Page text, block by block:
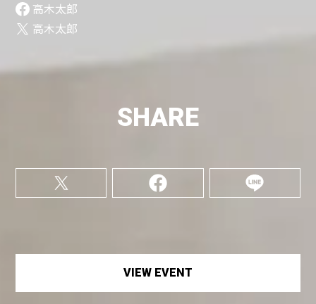
高木太郎
高木太郎
SHARE
VIEW EVENT